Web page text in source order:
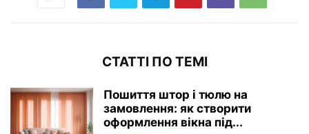
СТАТТІ ПО ТЕМІ
Пошиття штор і тюлю на
замовлення: як створити
оформлення вікна під...